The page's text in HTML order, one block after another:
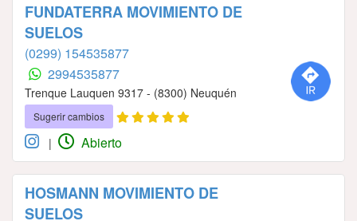
FUNDATERRA MOVIMIENTO DE
SUELOS
(0299) 154535877
2994535877
Trenque Lauquen 9317 - (8300) Neuquén
Sugerir cambios
| Abierto
HOSMANN MOVIMIENTO DE
SUELOS